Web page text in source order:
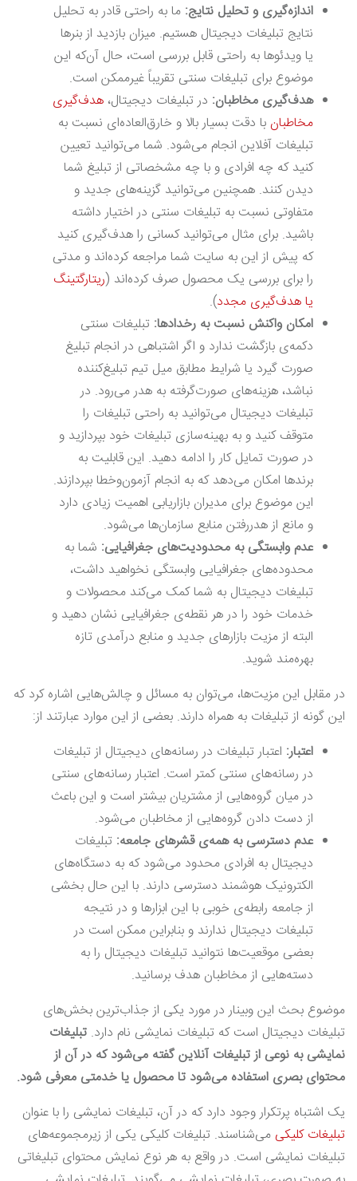
اندازه‌گیری و تحلیل نتایج: ما به راحتی قادر به تحلیل
نتایج تبلیغات دیجیتال هستیم. میزان بازدید از بنرها
یا ویدئوها به راحتی قابل بررسی است، حال آن‌که این
موضوع برای تبلیغات سنتی تقریباً غیرممکن است.
هدف‌گیری مخاطبان: ‌در تبلیغات دیجیتال، هدف‌گیری
مخاطبان با دقت بسیار بالا و خارق‌العاده‌ای نسبت به
تبلیغات آفلاین انجام می‌شود. شما می‌توانید تعیین
کنید که چه افرادی و با چه مشخصاتی از تبلیغ شما
دیدن کنند. همچنین می‌توانید گزینه‌های جدید و
متفاوتی نسبت به تبلیغات سنتی در اختیار داشته
باشید. برای مثال می‌توانید کسانی را هدف‌گیری کنید
که پیش از این به سایت شما مراجعه کرده‌اند و مدتی
را برای بررسی یک محصول صرف کرده‌اند (ریتارگتینگ
یا هدف‌گیری مجدد).
امکان واکنش نسبت به رخدادها: تبلیغات سنتی
دکمه‌ی بازگشت ندارد و اگر اشتباهی در انجام تبلیغ
صورت گیرد یا شرایط مطابق میل تیم تبلیغ‌کننده
نباشد، هزینه‌های صورت‌گرفته به هدر می‌رود. در
تبلیغات دیجیتال می‌توانید به راحتی تبلیغات را
متوقف کنید و به بهینه‌سازی تبلیغات خود بپردازید و
در صورت تمایل کار را ادامه دهید. این قابلیت به
برندها امکان می‌دهد که به انجام آزمون‌وخطا بپردازند.
این موضوع برای مدیران بازاریابی اهمیت زیادی دارد
و مانع از هدررفتن منابع سازمان‌ها می‌شود.
عدم وابستگی به محدودیت‌های جغرافیایی: شما به
محدوده‌های جغرافیایی وابستگی نخواهید داشت،
تبلیغات دیجیتال به شما کمک می‌کند محصولات و
خدمات خود را در هر نقطه‌ی جغرافیایی نشان دهید و
البته از مزیت بازارهای جدید و منابع درآمدی تازه
بهره‌مند شوید.
در مقابل این مزیت‌ها، می‌توان به مسائل و چالش‌هایی اشاره کرد که
این گونه از تبلیغات به همراه دارند. بعضی از این موارد عبارتند از:
اعتبار: اعتبار تبلیغات در رسانه‌های دیجیتال از تبلیغات
در رسانه‌های سنتی کمتر است. اعتبار رسانه‌های سنتی
در میان گروه‌هایی از مشتریان بیشتر است و این باعث
از دست دادن گروه‌هایی از مخاطبان می‌شود.
عدم دسترسی به همه‌ی قشر‌های جامعه: تبلیغات
دیجیتال به افرادی محدود می‌شود که به دستگاه‌های
الکترونیک هوشمند دسترسی دارند. با این حال بخشی
از جامعه رابطه‌ی خوبی با این ابزارها و در نتیجه
تبلیغات دیجیتال ندارند و بنابراین ممکن است در
بعضی موقعیت‌ها نتوانید تبلیغات دیجیتال را به
دسته‌هایی از مخاطبان هدف برسانید.
موضوع بحث این وبینار در مورد یکی از جذاب‌ترین بخش‌های
تبلیغات دیجیتال است که تبلیغات نمایشی نام دارد. تبلیغات
نمایشی به نوعی از تبلیغات آنلاین گفته می‌شود که در آن از
محتوای بصری استفاده می‌شود تا محصول یا خدمتی معرفی شود.
یک اشتباه پرتکرار وجود دارد که در آن، تبلیغات نمایشی را با عنوان
تبلیغات کلیکی می‌شناسند. تبلیغات کلیکی یکی از زیرمجموعه‌های
تبلیغات نمایشی است. در واقع به هر نوع نمایش محتوای تبلیغاتی